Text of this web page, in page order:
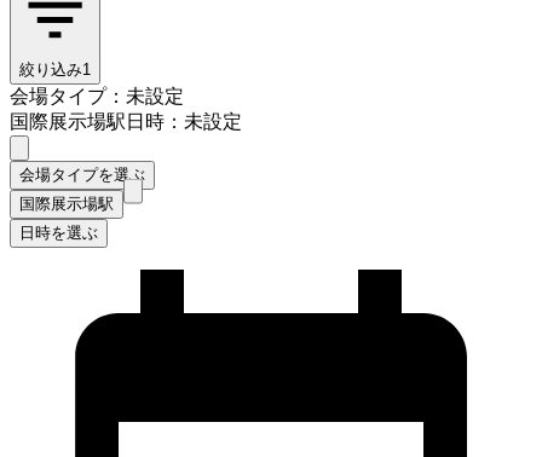
絞り込み1
会場タイプ：未設定
国際展示場駅日時：未設定
会場タイプを選ぶ
国際展示場駅
日時を選ぶ